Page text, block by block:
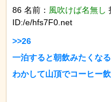
86 名前： 風吹けば名無し
ID:/e/hfs7F0.net
>>26
一泊すると朝飲みたくな
わかして山頂でコーヒー